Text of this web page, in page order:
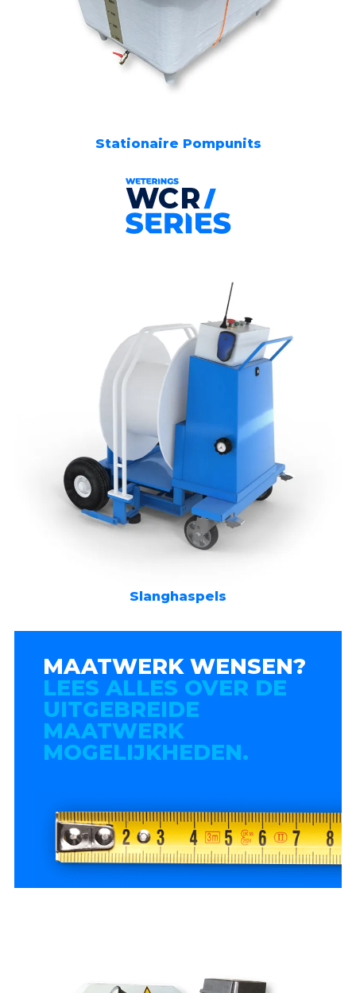
Stationaire Pompunits
Slanghaspels
MAATWERK WENSEN?
LEES ALLES OVER DE
UITGEBREIDE
MAATWERK
MOGELIJKHEDEN.